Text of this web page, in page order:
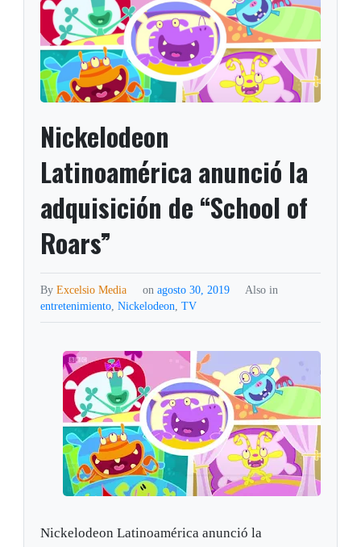
Nickelodeon
Latinoamérica anunció la
adquisición de “School of
Roars”
ByExcelsio Media on agosto 30, 2019
Also in
entretenimiento,Nickelodeon,TV
Nickelodeon Latinoamérica anunció la